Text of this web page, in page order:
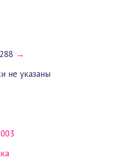
288 →
не указаны